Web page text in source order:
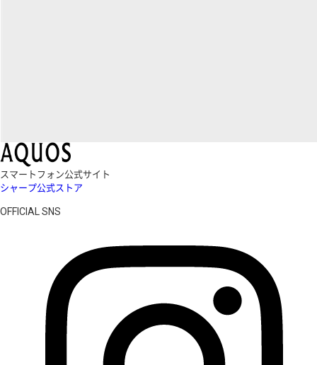
スマートフォン公式サイト
シャープ公式ストア
OFFICIAL SNS